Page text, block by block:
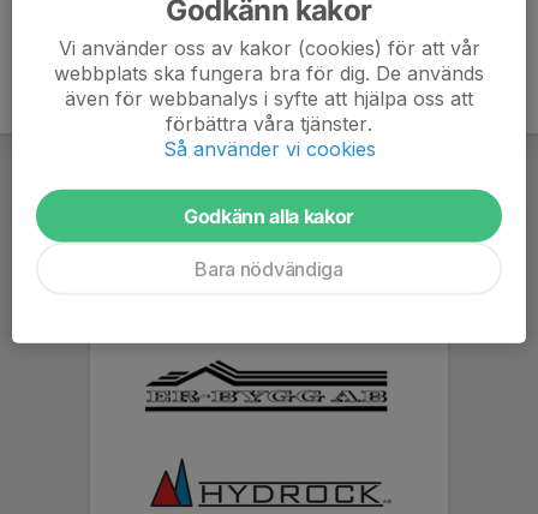
Godkänn kakor
Vi använder oss av kakor (cookies) för att vår
webbplats ska fungera bra för dig. De används
även för webbanalys i syfte att hjälpa oss att
förbättra våra tjänster.
Så använder vi cookies
Godkänn alla kakor
Bara nödvändiga